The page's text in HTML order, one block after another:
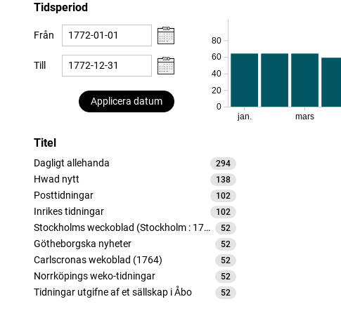
Tidsperiod
Från
Till
Applicera datum
0
20
40
60
80
jan. mars
Titel
Dagligt allehanda 294
träffar
Hwad nytt
138
träffar
Posttidningar
102
träffar
Inrikes tidningar
102
träffar
Stockholms weckoblad (Stockholm : 1745)
52
träffar
Götheborgska nyheter
52
träffar
Carlscronas wekoblad (1764)
52
träffar
Norrköpings weko-tidningar
52
träffar
Tidningar utgifne af et sällskap i Åbo
52
träffar